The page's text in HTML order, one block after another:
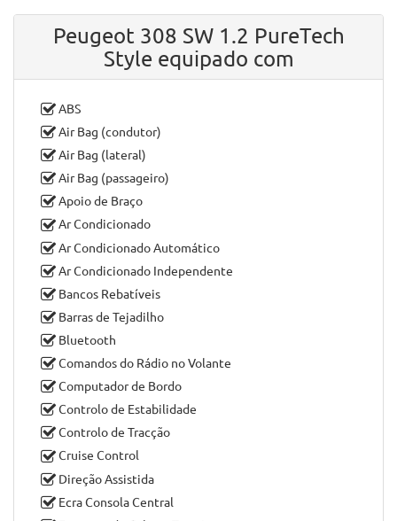
N.º de Lugares:5
N.º de Portas:5
Não Fumador
Garantia:18 Meses
Peugeot 308 SW 1.2 PureTech Style à venda em
Guimarães, distrito de
- Comércio de Carros Novos e Usados
Peugeot 308 SW 1.2 PureTech
Style equipado com
ABS
Air Bag (condutor)
Air Bag (lateral)
Air Bag (passageiro)
Apoio de Braço
Ar Condicionado
Ar Condicionado Automático
Ar Condicionado Independente
Bancos Rebatíveis
Barras de Tejadilho